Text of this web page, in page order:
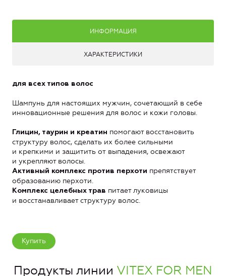
ИНФОРМАЦИЯ
ХАРАКТЕРИСТИКИ
для всех типов волос
Шампунь для настоящих мужчин, сочетающий в себе
инновационные решения для волос и кожи головы.
Глицин, таурин и креатин помогают восстановить
структуру волос, сделать их более сильными
и крепкими и защитить от выпадения, освежают
и укрепляют волосы.
Активный комплекс против перхоти препятствует
образованию перхоти.
Комплекс целебных трав питает луковицы
и восстанавливает структуру волос.
Купить
Продукты линии VITEX FOR MEN